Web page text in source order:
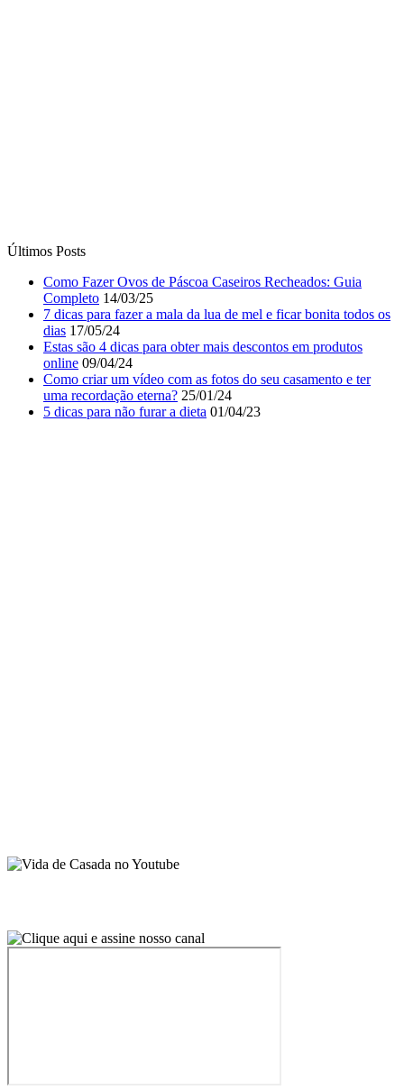
Últimos Posts
Como Fazer Ovos de Páscoa Caseiros Recheados: Guia
Completo 14/03/25
7 dicas para fazer a mala da lua de mel e ficar bonita todos os
dias 17/05/24
Estas são 4 dicas para obter mais descontos em produtos
online 09/04/24
Como criar um vídeo com as fotos do seu casamento e ter
uma recordação eterna? 25/01/24
5 dicas para não furar a dieta 01/04/23